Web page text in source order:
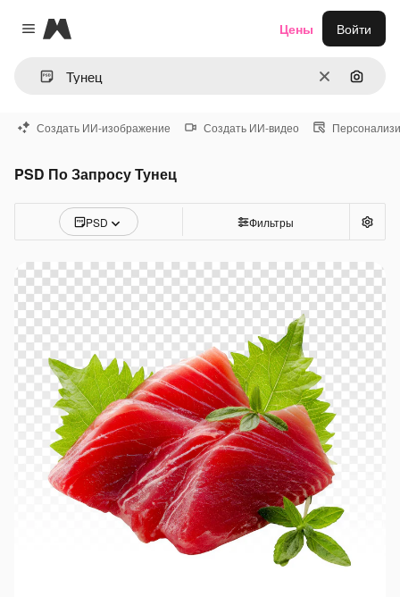
Close menu
Magnific
ОчиститьПоиск
Цены Войти
Создать ИИ-изображение Создать ИИ-видео
PSD По Запросу Тунец
PSD Фильтры